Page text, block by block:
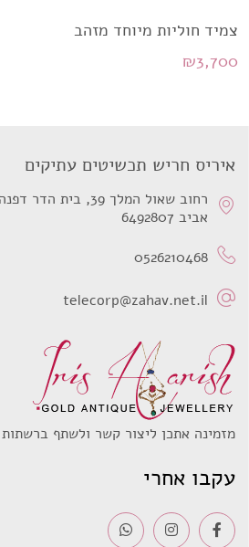
צמיד חוליות מיוחד מזהב
₪3,700
איריס חריש תכשיטים עתיקים
אביב 6492807
0526210468
telecorp@zahav.net.il
מזמינה אתכן ליצור קשר ולשתף ברשתות
עקבו אחרי